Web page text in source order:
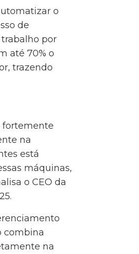
o
de
trabalho por
até 70% o
trazendo
fortemente
na
está
máquinas,
o CEO da
combina
na